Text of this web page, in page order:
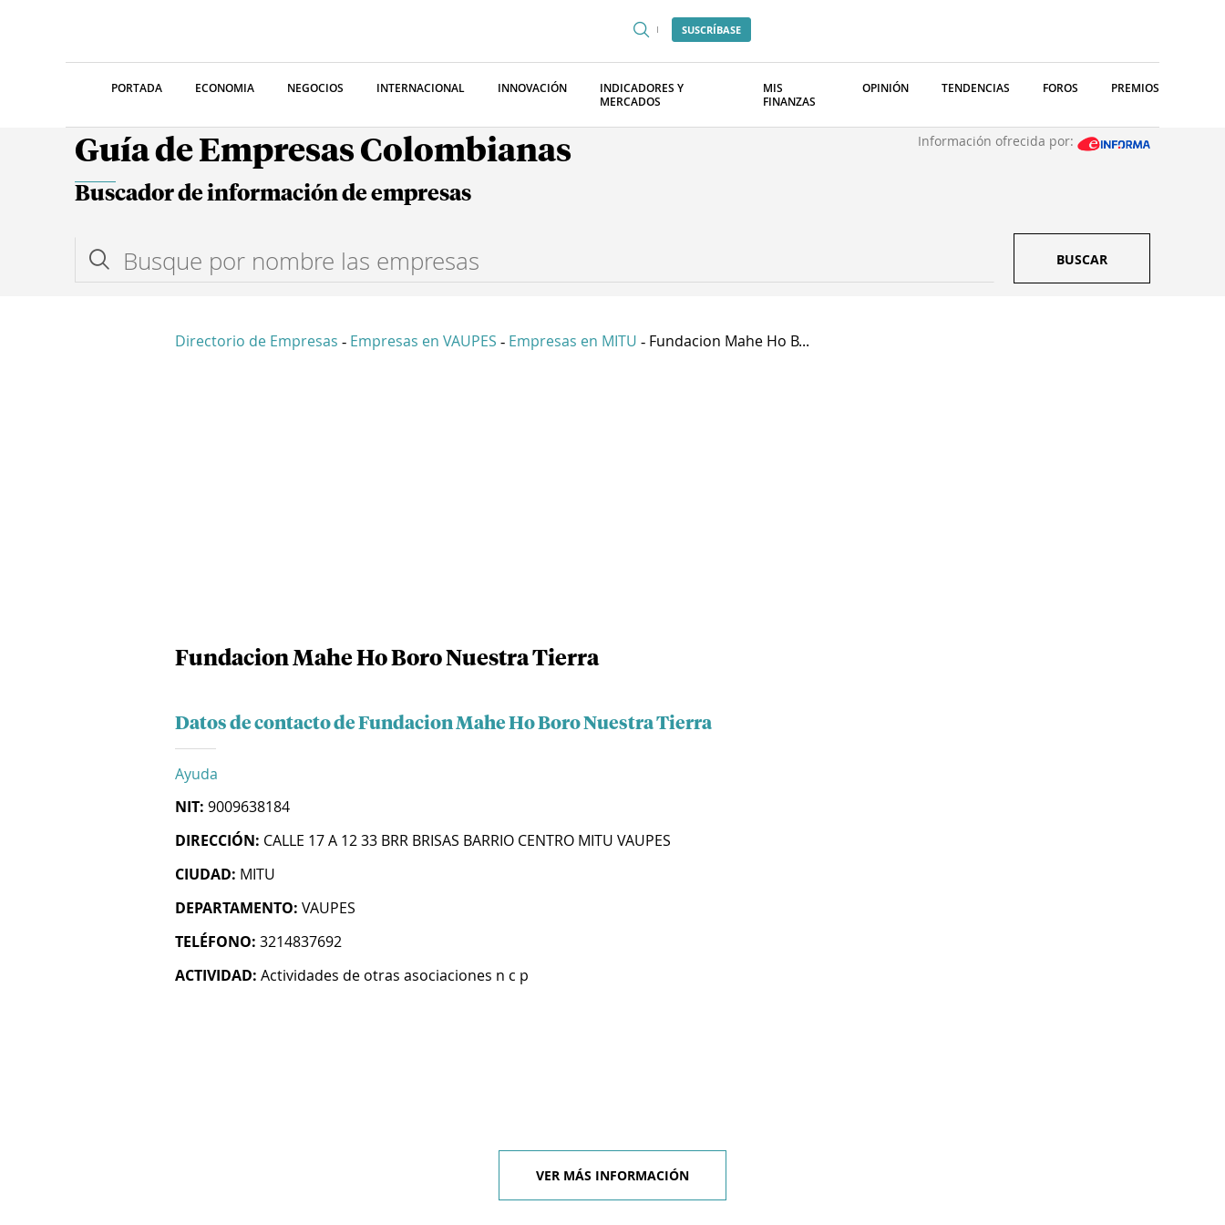
SUSCRÍBASE
PORTADA ECONOMIA NEGOCIOS INTERNACIONAL INNOVACIÓN
INDICADORES Y
MERCADOS
MIS
FINANZAS
OPINIÓN TENDENCIAS FOROS PREMIOS
Guía de Empresas Colombianas Información ofrecida por:
Buscador de información de empresas
BUSCAR
Directorio de Empresas - Empresas en VAUPES - Empresas en MITU - Fundacion Mahe Ho B...
Fundacion Mahe Ho Boro Nuestra Tierra
Datos de contacto de Fundacion Mahe Ho Boro Nuestra Tierra
Ayuda
NIT: 9009638184
DIRECCIÓN: CALLE 17 A 12 33 BRR BRISAS BARRIO CENTRO MITU VAUPES
CIUDAD: MITU
DEPARTAMENTO: VAUPES
TELÉFONO: 3214837692
ACTIVIDAD: Actividades de otras asociaciones n c p
VER MÁS INFORMACIÓN